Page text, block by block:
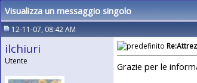
Visualizza un messaggio singolo
12-11-07, 08:42 AM
ilchiuri
Utente
Grazie per le